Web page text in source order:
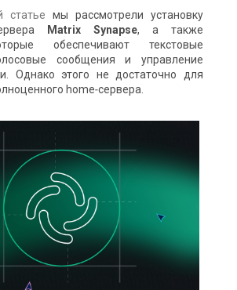
статье мы рассмотрели установку
Matrix Synapse, а также
обеспечивают текстовые
сообщения и управление
Однако этого не достаточно для
home‑сервера.